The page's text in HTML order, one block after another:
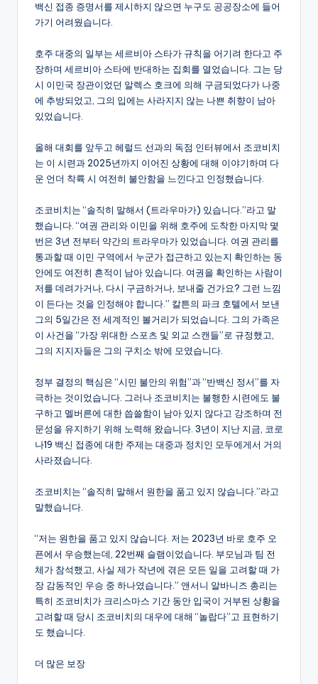
백신 접종 증명서를 제시하지 않으면 누구도 공공장소에 들어
가기 어려웠습니다.
호주 대중의 일부는 세르비아 스타가 규칙을 어기려 한다고 주
장하며 세르비아 스타에 반대하는 집회를 열었습니다. 그는 당
시 이민국 장관이었던 알렉스 호크에 의해 구금되었다가 나중
에 추방되었고, 그의 입에는 사라지지 않는 나쁜 취향이 남아
있었습니다.
올해 대회를 앞두고 헤럴드 선과의 독점 인터뷰에서 조코비치
는 이 시련과 2025년까지 이어진 상황에 대해 이야기하며 다
운 언더 착륙 시 여전히 불안함을 느낀다고 인정했습니다.
조코비치는 “솔직히 말해서 (트라우마가) 있습니다.”라고 말
했습니다. “여권 관리와 이민을 위해 호주에 도착한 마지막 몇
번은 3년 전부터 약간의 트라우마가 있었습니다. 여권 관리를
통과할 때 이민 구역에서 누군가 접근하고 있는지 확인하는 동
안에도 여전히 흔적이 남아 있습니다. 여권을 확인하는 사람이
저를 데려가거나, 다시 구금하거나, 보내줄 건가요? 그런 느낌
이 든다는 것을 인정해야 합니다.” 칼튼의 파크 호텔에서 보낸
그의 5일간은 전 세계적인 볼거리가 되었습니다. 그의 가족은
이 사건을 “가장 위대한 스포츠 및 외교 스캔들”로 규정했고,
그의 지지자들은 그의 구치소 밖에 모였습니다.
정부 결정의 핵심은 “시민 불안의 위험”과 “반백신 정서”를 자
극하는 것이었습니다. 그러나 조코비치는 불행한 시련에도 불
구하고 멜버른에 대한 씁쓸함이 남아 있지 않다고 강조하며 전
문성을 유지하기 위해 노력해 왔습니다. 3년이 지난 지금, 코로
나19 백신 접종에 대한 주제는 대중과 정치인 모두에게서 거의
사라졌습니다.
조코비치는 “솔직히 말해서 원한을 품고 있지 않습니다.”라고
말했습니다.
“저는 원한을 품고 있지 않습니다. 저는 2023년 바로 호주 오
픈에서 우승했는데, 22번째 슬램이었습니다. 부모님과 팀 전
체가 참석했고, 사실 제가 작년에 겪은 모든 일을 고려할 때 가
장 감동적인 우승 중 하나였습니다.” 앤서니 알바니즈 총리는
특히 조코비치가 크리스마스 기간 동안 입국이 거부된 상황을
고려할 때 당시 조코비치의 대우에 대해 “놀랍다”고 표현하기
도 했습니다.
더 많은 보장